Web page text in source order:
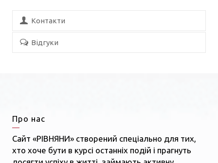
Контакти
Відгуки
Про нас
Сайт «РІВНЯНИ» створений спеціально для тих,
хто хоче бути в курсі останніх подій і прагнуть